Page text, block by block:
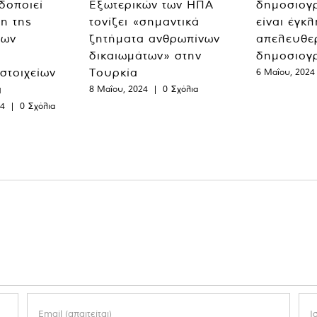
της
| 0 Σχόλια
Εξωτερικών των ΗΠΑ
τονίζει «σημαντικά
ζητήματα ανθρωπίνων
δικαιωμάτων» στην
Τουρκία
8 Μαΐου, 2024 | 0 Σχόλια
είναι
6 Μαΐου, 2024